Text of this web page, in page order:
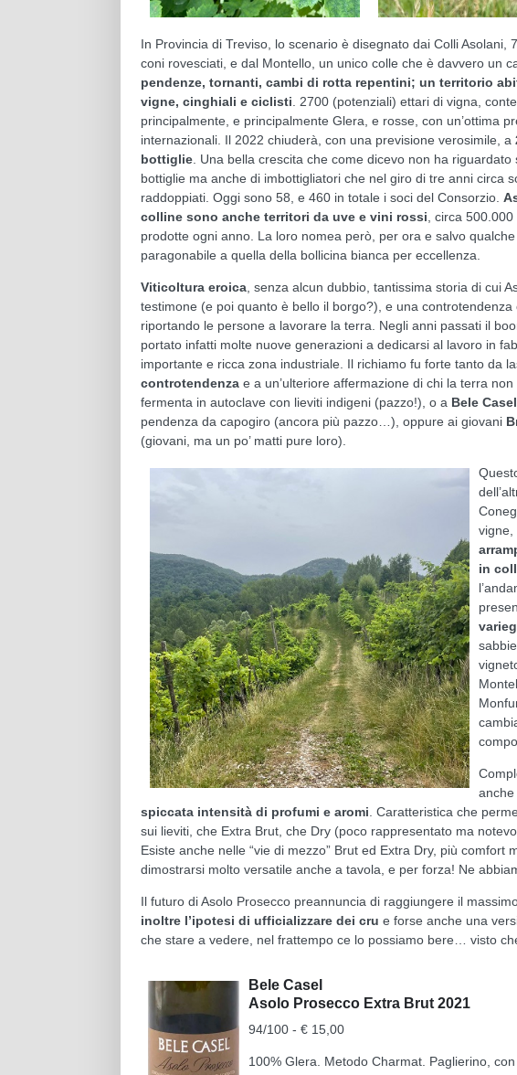
In Provincia di Treviso, lo scenario è disegnato dai Colli Asolani,
coni rovesciati, e dal Montello, un unico colle che è davvero un
pendenze, tornanti, cambi di rotta repentini; un territorio
vigne, cinghiali e ciclisti . 2700 (potenziali) ettari di vigna,
principalmente, e principalmente Glera, e rosse, con un’ottima
internazionali. Il 2022 chiuderà, con una previsione verosimile, a
bottiglie . Una bella crescita che come dicevo non ha
bottiglie ma anche di imbottigliatori che nel giro di tre anni circa
raddoppiati. Oggi sono 58, e 460 in totale i soci del Consorzio.
colline sono anche territori da uve e vini rossi , circa
prodotte ogni anno. La loro nomea però, per ora e salvo
paragonabile a quella della bollicina bianca per eccellenza.
Viticoltura eroica , senza alcun dubbio, tantissima storia di cui
testimone (e poi quanto è bello il borgo?), e una controtendenza
riportando le persone a lavorare la terra. Negli anni passati il
portato infatti molte nuove generazioni a dedicarsi al lavoro in
importante e ricca zona industriale. Il richiamo fu forte tanto da
controtendenza e a un’ulteriore affermazione di chi la terra
fermenta in autoclave con lieviti indigeni (pazzo!), o a Bele Casel
pendenza da capogiro (ancora più pazzo…), oppure ai giovani
(giovani, ma un po’ matti pure loro).
vigne,
in
spiccata intensità di profumi e aromi . Caratteristica che
sui lieviti, che Extra Brut, che Dry (poco rappresentato ma
Esiste anche nelle “vie di mezzo” Brut ed Extra Dry, più
dimostrarsi molto versatile anche a tavola, e per forza! Ne
Il futuro di Asolo Prosecco preannuncia di raggiungere il
inoltre l’ipotesi di ufficializzare dei cru e forse anche una
che stare a vedere, nel frattempo ce lo possiamo bere… visto
Bele Casel
Asolo Prosecco Extra Brut 2021
94/100 - € 15,00
100% Glera. Metodo Charmat. Paglierino,